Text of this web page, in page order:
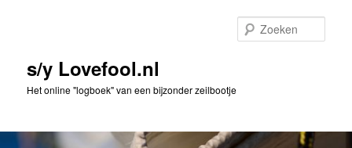
inhoud
inhouds/y Lovefool.nl
Het online "logboek" van een bijzonder zeilbootje